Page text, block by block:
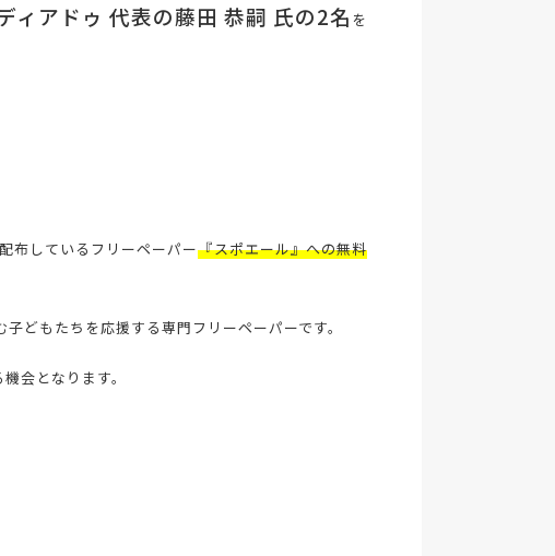
ィアドゥ 代表の藤田 恭嗣 氏の2名 を
布しているフリーペーパー『スポエール』への無料
どもたちを応援する専門フリーペーパーです。
会となります。